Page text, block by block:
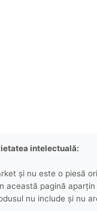
intelectuală:
și nu este o piesă
această pagină
nu include și nu